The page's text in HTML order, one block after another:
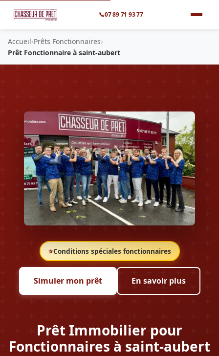
📞07 89 71 93 77
Accueil›Prêts Fonctionnaires›
Prêt Fonctionnaire à saint-aubert
⭐Conditions spéciales fonctionnaires
Prêt Immobilier pour
Fonctionnaires à saint-aubert
Simuler mon prêt En savoir plus